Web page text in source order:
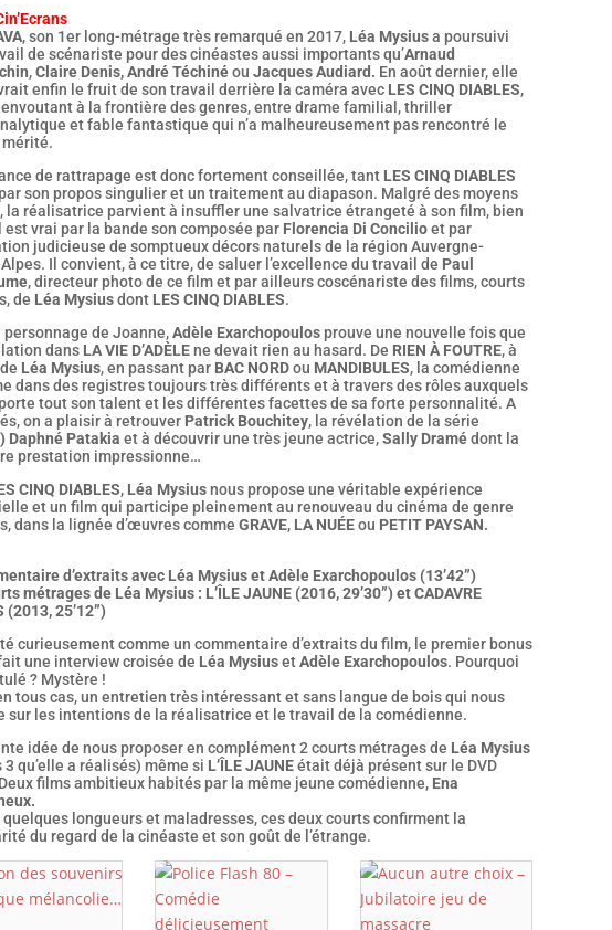
, son 1er long-métrage très remarqué en 2017, Léa Mysiusa poursuivi
de scénariste pour des cinéastes aussi importants qu’Arnaud
,Claire Denis,André Téchinéou Jacques Audiard. En août dernier, elle
enfin le fruit de son travail derrière la caméra avec LES CINQ DIABLES,
à la frontière des genres, entre drame familial, thriller
et fable fantastique qui n’a malheureusement pas rencontré le
mérité.
de rattrapage est donc fortement conseillée, tant LES CINQ DIABLES
son propos singulier et un traitement au diapason. Malgré des moyens
la réalisatrice parvient à insuffler une salvatrice étrangeté à son film, bien
est vrai par la bande son composée par Florencia Di Concilioet par
judicieuse de somptueux décors naturels de la région Auvergne-
Il convient, à ce titre, de saluer l’excellence du travail de Paul
, directeur photo de ce film et par ailleurs coscénariste des films, courts
de Léa Mysiusdont LES CINQ DIABLES.
personnage de Joanne,Adèle Exarchopoulosprouve une nouvelle fois que
dans LA VIE D’ADÈLEne devait rien au hasard. De RIEN À FOUTRE, à
Léa Mysius, en passant par BAC NORDou MANDIBULES, la comédienne
dans des registres toujours très différents et à travers des rôles auxquels
tout son talent et les différentes facettes de sa forte personnalité. A
on a plaisir à retrouver Patrick Bouchitey, la révélation de la série
Daphné Patakia et à découvrir une très jeune actrice,Sally Dramédont la
prestation impressionne…
CINQ DIABLES, Léa Mysiusnous propose une véritable expérience
et un film qui participe pleinement au renouveau du cinéma de genre
dans la lignée d’œuvres comme GRAVE, LA NUÉEou PETIT PAYSAN.
d’extraits avec Léa Mysius et Adèle Exarchopoulos (13’42”)
métrages de Léa Mysius : L’ÎLE JAUNE (2016, 29’30”) et CADAVRE
(2013, 25’12”)
curieusement comme un commentaire d’extraits du film, le premier bonus
une interview croisée de Léa MysiusetAdèle Exarchopoulos. Pourquoi
? Mystère !
tous cas, un entretien très intéressant et sans langue de bois qui nous
sur les intentions de la réalisatrice et le travail de la comédienne.
idée de nous proposer en complément 2 courts métrages de Léa Mysius
3 qu’elle a réalisés) même si L’ÎLE JAUNEétait déjà présent sur le DVD
films ambitieux habités par la même jeune comédienne, Ena
longueurs et maladresses, ces deux courts confirment la
du regard de la cinéaste et son goût de l’étrange.